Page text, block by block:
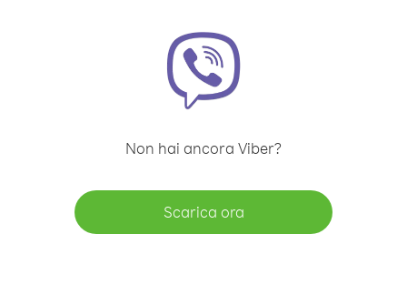
Non hai ancora Viber?
Scarica ora